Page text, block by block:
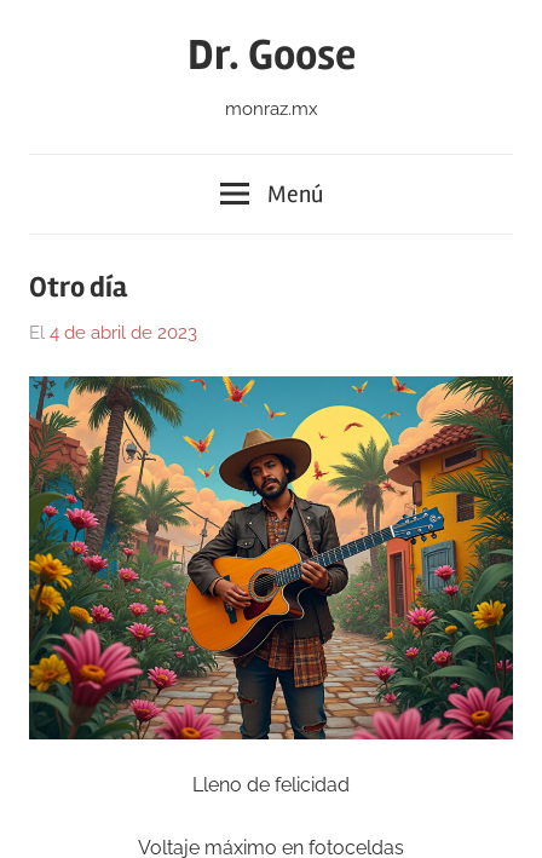
Dr. Goose
monraz.mx
Menú
Otro día
El 4 de abril de 2023
Monraz
Olvidada
poesía
Lleno de felicidad
Voltaje máximo en fotoceldas